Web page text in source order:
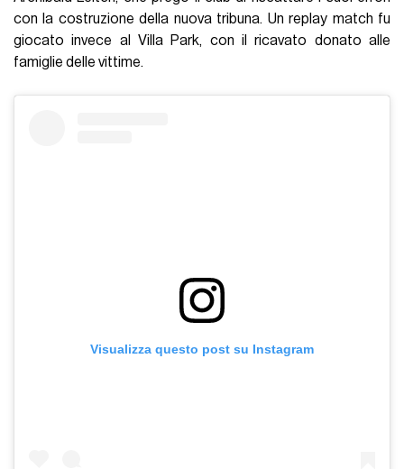
con la costruzione della nuova tribuna. Un replay match fu
giocato invece al Villa Park, con il ricavato donato alle
famiglie delle vittime.
Visualizza questo post su Instagram